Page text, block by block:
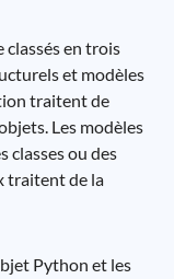
classés en trois
et modèles
traitent de
Les modèles
ou des
traitent de la
Python et les